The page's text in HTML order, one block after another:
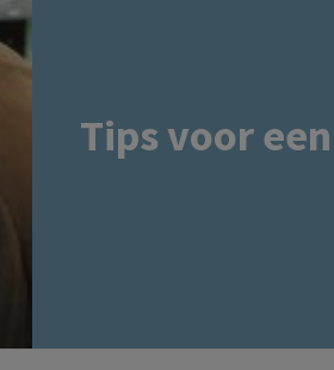
Tips voor